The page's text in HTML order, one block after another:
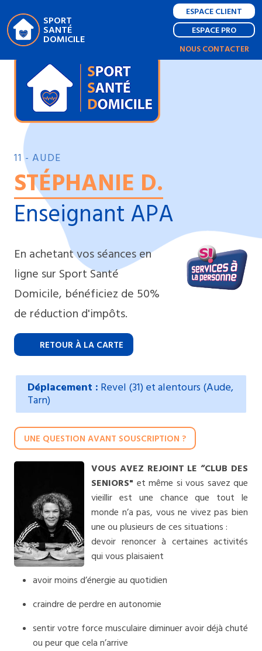
SPORT
SANTÉ
DOMICILE
ESPACE CLIENT
ESPACE PRO
NOUS CONTACTER
11 - AUDE
STÉPHANIE D.
Enseignant APA
En achetant vos séances en
ligne sur Sport Santé
Domicile, bénéficiez de 50%
de réduction d'impôts.
RETOUR À LA CARTE
Déplacement : Revel (31) et alentours (Aude,
Tarn)
UNE QUESTION AVANT SOUSCRIPTION ?
VOUS AVEZ REJOINT LE “CLUB DES
SENIORS" et même si vous savez que
vieillir est une chance que tout le
monde n’a pas, vous ne vivez pas bien
une ou plusieurs de ces situations :
devoir renoncer à certaines activités
qui vous plaisaient
avoir moins d’énergie au quotidien
craindre de perdre en autonomie
sentir votre force musculaire diminuer avoir déjà chuté
ou peur que cela n’arrive